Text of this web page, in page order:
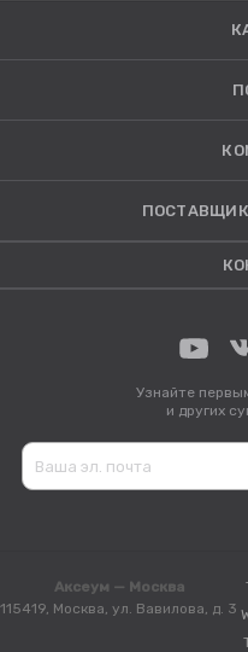
Узнайте
и других
Аксеум — Москва
115419, Москва, ул. Вавилова, д. 3